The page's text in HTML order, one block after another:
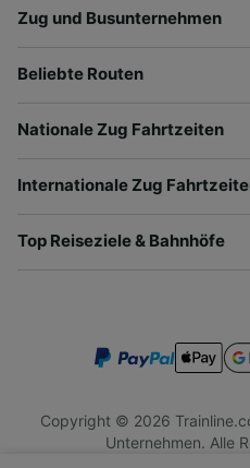
Zug und Busunternehmen
Beliebte Routen
Nationale Zug Fahrtzeiten
Internationale Zug
Top Reiseziele & Bahnhöfe
Copyright © 2026
Unternehmen. Alle